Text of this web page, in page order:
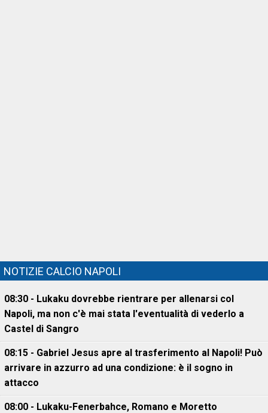
NOTIZIE CALCIO NAPOLI
08:30 - Lukaku dovrebbe rientrare per allenarsi col
Napoli, ma non c'è mai stata l'eventualità di vederlo a
Castel di Sangro
08:15 - Gabriel Jesus apre al trasferimento al Napoli! Può
arrivare in azzurro ad una condizione: è il sogno in
attacco
08:00 - Lukaku-Fenerbahce, Romano e Moretto